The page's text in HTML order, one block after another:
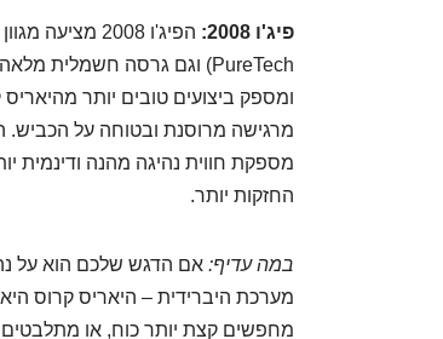
פיג'ו 2008:
מספקת חווית נהיגה מהנה ודינמית
החזקות יותר.
במה עדיף: אם הדגש שלכם הוא על
מערכת היברידית – היאריס קרוס